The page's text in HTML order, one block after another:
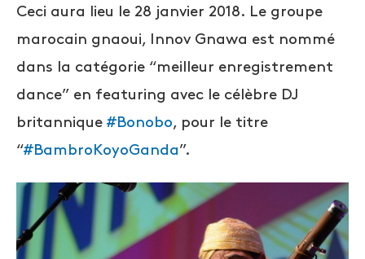
Ceci aura lieu le 28 janvier 2018. Le groupe
marocain gnaoui, Innov Gnawa est nommé
dans la catégorie “meilleur enregistrement
dance” en featuring avec le célèbre DJ
britannique #Bonobo, pour le titre
“#BambroKoyoGanda”.